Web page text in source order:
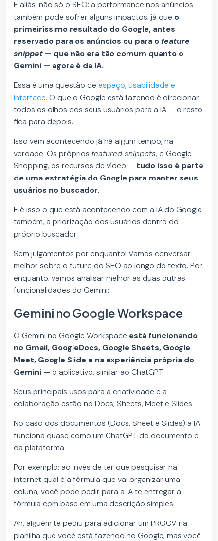
E aliás, não só o SEO: a performance nos anúncios
também pode sofrer alguns impactos, já que o
primeiríssimo resultado do Google, antes
reservado para os anúncios ou para ofeature
snippet — que não era tão comum quanto o
Gemini — agora é da IA.
Essa é uma questão deespaço, usabilidade e
interface.O que o Google está fazendo é direcionar
todos os olhos dos seus usuários para a IA — o resto
fica para depois.
Isso vem acontecendo já há algum tempo, na
verdade. Os próprios featured snippets, o Google
Shopping, os recursos de vídeo — tudo isso é parte
de uma estratégia do Google para manter seus
usuários no buscador.
E é isso o que está acontecendo com a IA do Google
também, a priorização dos usuários dentro do
próprio buscador.
Sem julgamentos por enquanto! Vamos conversar
melhor sobre o futuro do SEO ao longo do texto. Por
enquanto, vamos analisar melhor as duas outras
funcionalidades do Gemini:
Gemini no Google Workspace
O Gemini no Google Workspace está funcionando
no Gmail, GoogleDocs, Google Sheets, Google
Meet, Google Slide e na experiência própria do
Gemini —o aplicativo, similar ao ChatGPT.
Seus principais usos para a criatividade e a
colaboração estão no Docs, Sheets, Meet e Slides.
No caso dos documentos (Docs, Sheet e Slides) a IA
funciona quase como um ChatGPT do documento e
da plataforma.
Por exemplo: ao invés de ter que pesquisar na
internet qual é a fórmula que vai organizar uma
coluna, você pode pedir para a IA te entregar a
fórmula com base em uma descrição simples.
Ah, alguém te pediu para adicionar um PROCV na
planilha que você está fazendo no Google, mas você